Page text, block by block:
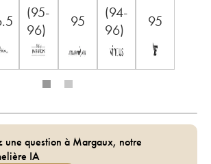
(95-
96)
95
(94-
96)
95
une question à Margaux, notre
IA